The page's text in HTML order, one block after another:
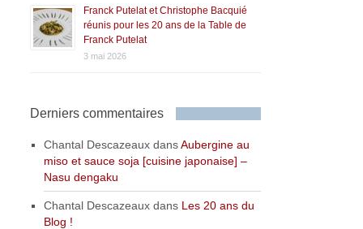
Franck Putelat et Christophe Bacquié
réunis pour les 20 ans de la Table de
Franck Putelat
3 mai 2026
Derniers commentaires
Chantal Descazeaux dansAubergine au
miso et sauce soja [cuisine japonaise] –
Nasu dengaku
Chantal Descazeaux dans Les 20 ans du
Blog !